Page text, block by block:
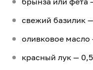
свежий базилик
оливковое масло
красный лук —